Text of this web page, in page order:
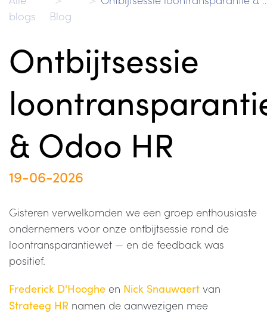
blogs
Blog
Ontbijtsessie
& Odoo HR
19-06-2026
Gisteren verwelkomden we een groep enthousiaste
ondernemers voor onze ontbijtsessie rond de
loontransparantiewet — en de feedback was
positief.
Frederick D'Hooghe en Nick Snauwaert van
Strateeg HR namen de aanwezigen mee